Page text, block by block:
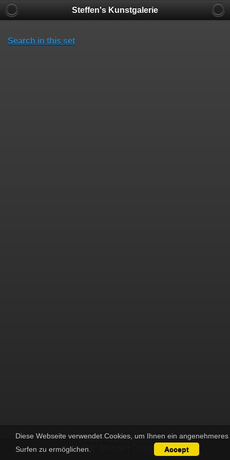
Steffen's Kunstgalerie
Search in this set
Diese Webseite verwendet Cookies, um Ihnen ein angenehmeres
Surfen zu ermöglichen.
Accept
Powered byPiwigo
View in :